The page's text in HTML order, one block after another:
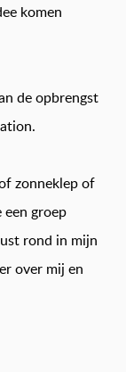
komen
de opbrengst
zonneklep of
groep
rond in mijn
over mij en